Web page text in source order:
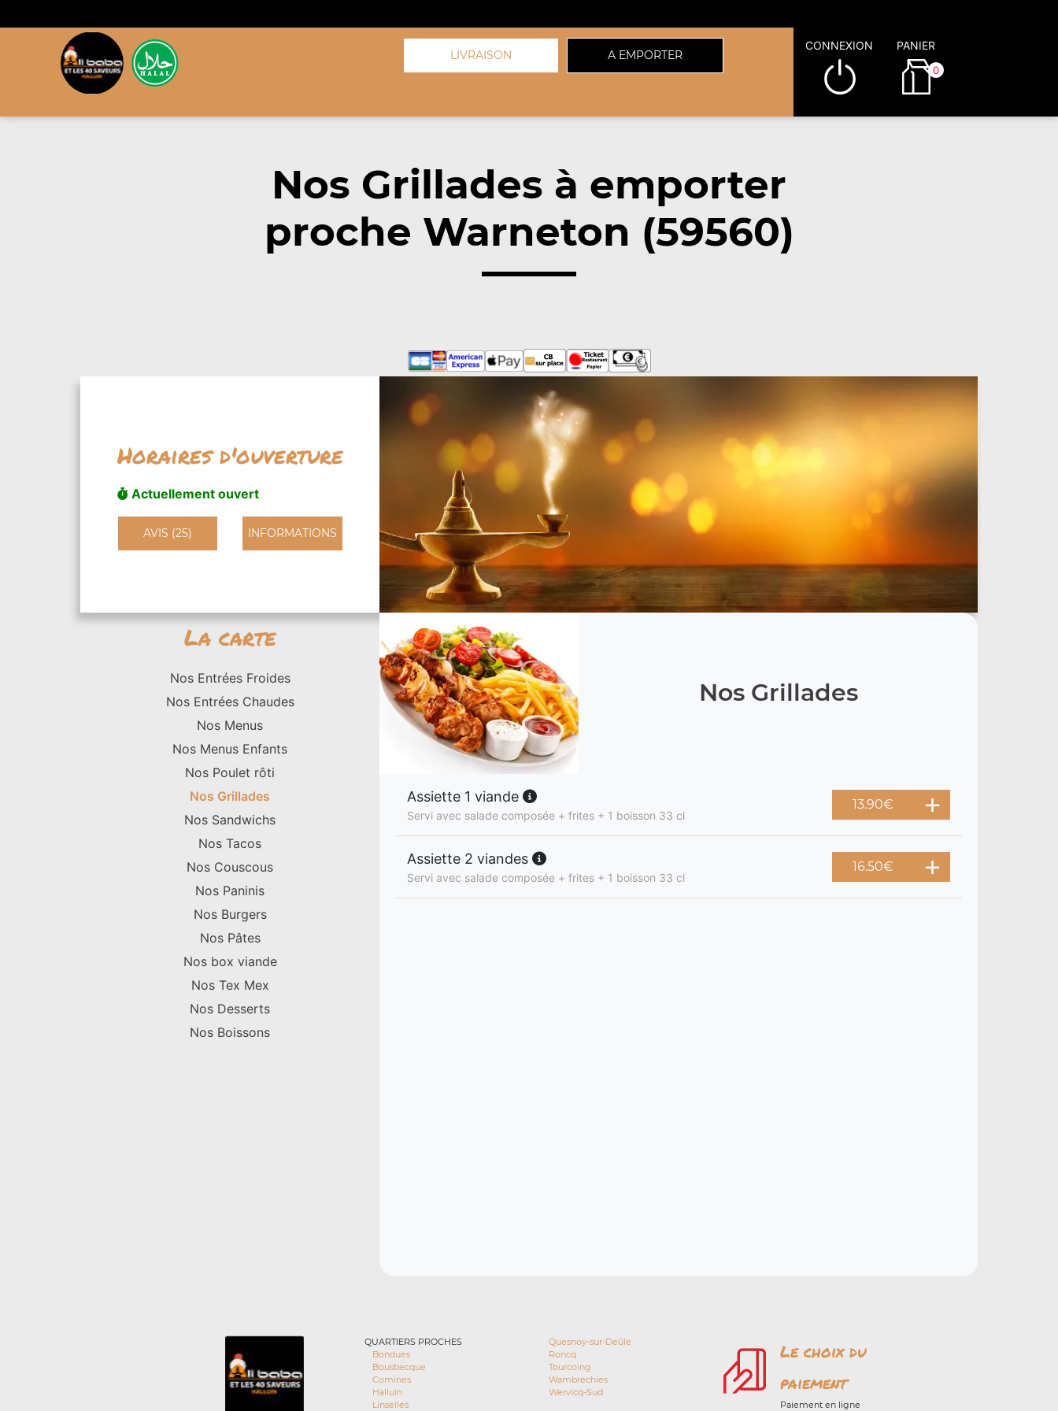
LIVRAISON A EMPORTER
CONNEXION PANIER
0
Nos Grillades à emporter
proche Warneton (59560)
Horaires d'ouverture
Actuellement ouvert
AVIS (25) INFORMATIONS
La carte
Nos Entrées Froides
Nos Entrées Chaudes
Nos Menus
Nos Menus Enfants
Nos Poulet rôti
Nos Grillades
Nos Sandwichs
Nos Tacos
Nos Couscous
Nos Paninis
Nos Burgers
Nos Pâtes
Nos box viande
Nos Tex Mex
Nos Desserts
Nos Boissons
Nos Grillades
Assiette 1 viande
Servi avec salade composée + frites + 1 boisson 33 cl
13.90€
Assiette 2 viandes
Servi avec salade composée + frites + 1 boisson 33 cl
16.50€
QUARTIERS PROCHES
Bondues
Bousbecque
Comines
Halluin
Linselles
Quesnoy-sur-Deûle
Roncq
Tourcoing
Wambrechies
Wervicq-Sud
Le choix du
paiement
Paiement en ligne